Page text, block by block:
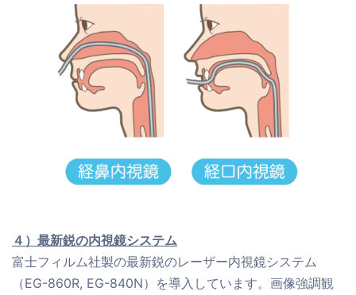
４）最新鋭の内視鏡システム
富士フィルム社製の最新鋭のレーザー内視鏡システム
（EG-860R, EG-840N）を導入しています。画像強調観